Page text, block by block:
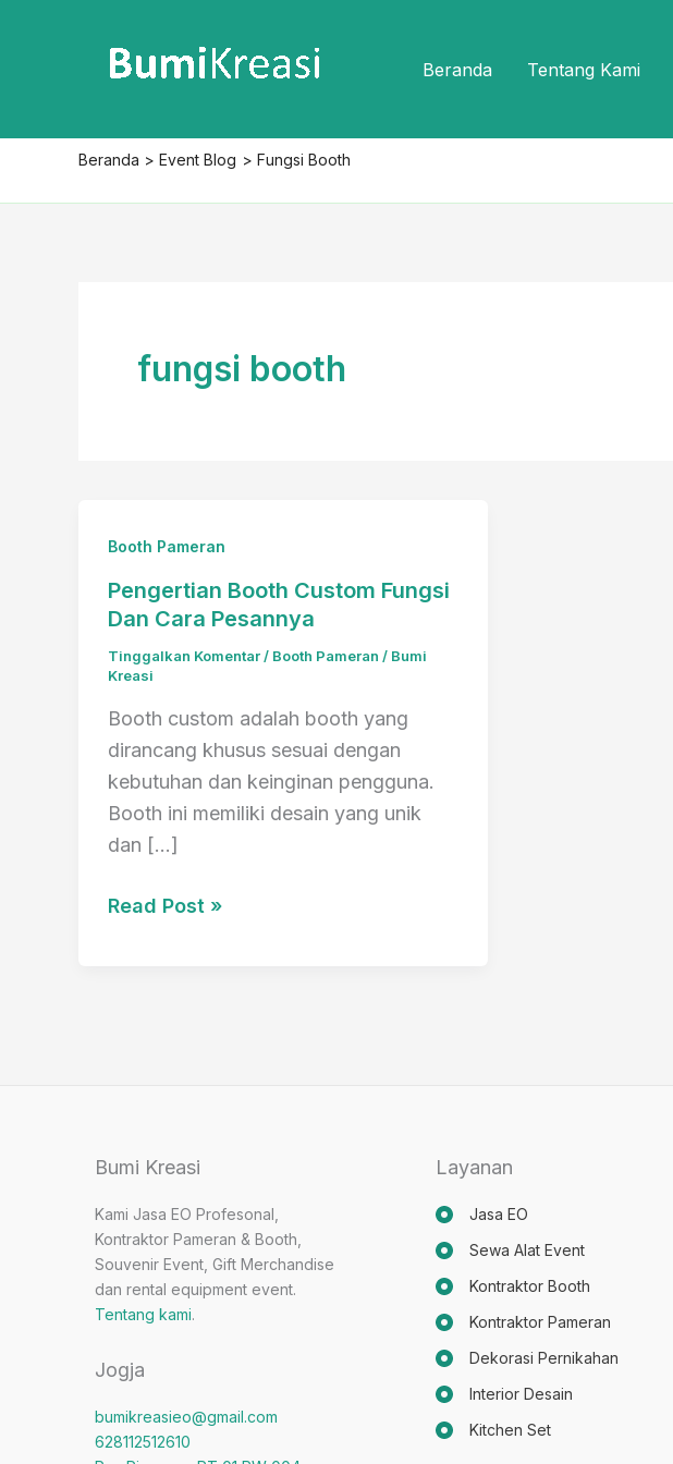
Beranda Tentang Kami
Beranda Event Blog Fungsi Booth
fungsi booth
Booth Pameran
Pengertian Booth Custom Fungsi
Dan Cara Pesannya
Tinggalkan Komentar/ Booth Pameran / Bumi
Kreasi
Booth custom adalah booth yang
dirancang khusus sesuai dengan
kebutuhan dan keinginan pengguna.
Booth ini memiliki desain yang unik
dan […]
Pengertian
Read Post »
Bumi Kreasi
Kami Jasa EO Profesonal,
Kontraktor Pameran & Booth,
Souvenir Event, Gift Merchandise
dan rental equipment event.
Tentang kami.
Jogja
bumikreasieo@gmail.com
628112512610
Layanan
Jasa EO
Sewa Alat Event
Kontraktor Booth
Kontraktor Pameran
Dekorasi Pernikahan
Interior Desain
Kitchen Set